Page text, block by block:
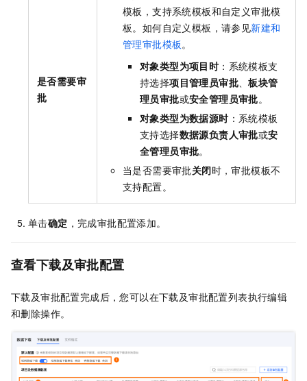
是否需要审
批
模板，支持系统模板和自定义审批模
板。如何自定义模板，请参见新建和
管理审批模板。
对象类型为项目时 ：系统模板支
持选择项目管理员审批、板块管
理员审批或安全管理员审批。
对象类型为数据源时 ：系统模板
支持选择数据源负责人审批或安
全管理员审批。
当是否需要审批关闭时，审批模板不
支持配置。
单击确定 ，完成审批配置添加。
查看下载及审批配置
下载及审批配置完成后，您可以在下载及审批配置列表执行编辑
和删除操作。